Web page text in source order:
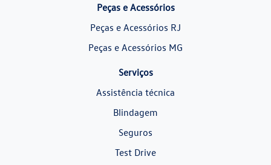
Peças e Acessórios
Peças e Acessórios RJ
Peças e Acessórios MG
Serviços
Assistência técnica
Blindagem
Seguros
Test Drive